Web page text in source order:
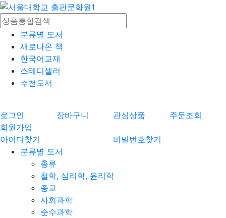
분류별 도서
새로나온 책
한국어교재
스테디셀러
추천도서
로그인 장바구니 관심상품
주문조회
회원가입
아이디찾기
비밀번호찾기
분류별 도서
총류
철학, 심리학, 윤리학
종교
사회과학
순수과학